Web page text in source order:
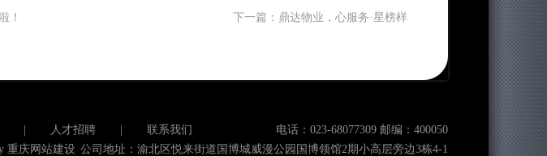
！ 下一篇： 鼎达物业，心服务·星榜样
人才招聘 联系我们
电话：023-68077309 邮编：400050
重庆网站建设 公司地址：渝北区悦来街道国博城威漫公园国博领馆2期小高层旁边3栋4-1